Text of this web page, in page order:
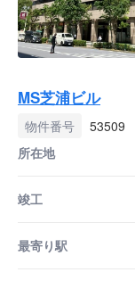
MS芝浦ビル
物件番号
53509
所在地
竣工
最寄り駅